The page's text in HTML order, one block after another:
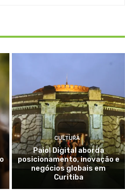
CULTURA
Paiol Digital aborda
posicionamento, inovação e
negócios globais em
Curitiba